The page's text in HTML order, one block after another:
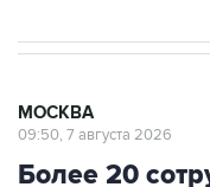
МОСКВА
09:50, 7 августа 2026
Более 20